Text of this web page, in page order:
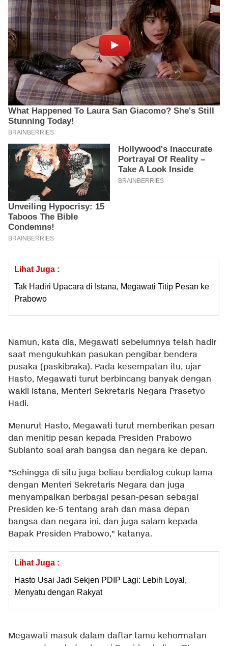
Lihat Juga :
Tak Hadiri Upacara di Istana, Megawati Titip Pesan ke
Prabowo
Namun, kata dia, Megawati sebelumnya telah hadir
saat mengukuhkan pasukan pengibar bendera
pusaka (paskibraka). Pada kesempatan itu, ujar
Hasto, Megawati turut berbincang banyak dengan
wakil istana, Menteri Sekretaris Negara Prasetyo
Hadi.
Menurut Hasto, Megawati turut memberikan pesan
dan menitip pesan kepada Presiden Prabowo
Subianto soal arah bangsa dan negara ke depan.
"Sehingga di situ juga beliau berdialog cukup lama
dengan Menteri Sekretaris Negara dan juga
menyampaikan berbagai pesan-pesan sebagai
Presiden ke-5 tentang arah dan masa depan
bangsa dan negara ini, dan juga salam kepada
Bapak Presiden Prabowo," katanya.
Lihat Juga :
Hasto Usai Jadi Sekjen PDIP Lagi: Lebih Loyal,
Menyatu dengan Rakyat
Megawati masuk dalam daftar tamu kehormatan